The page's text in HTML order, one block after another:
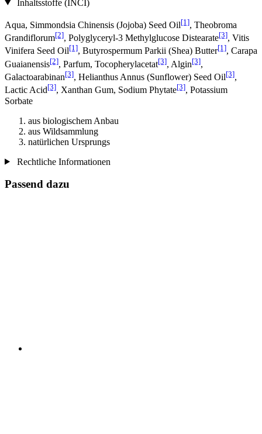
Inhaltsstoffe (INCI)
Aqua, Simmondsia Chinensis (Jojoba) Seed Oil[1], Theobroma
Grandiflorum[2], Polyglyceryl-3 Methylglucose Distearate[3], Vitis
Vinifera Seed Oil[1], Butyrospermum Parkii (Shea) Butter[1], Carapa
Guaianensis[2], Parfum, Tocopherylacetat[3], Algin[3],
Galactoarabinan[3], Helianthus Annus (Sunflower) Seed Oil[3],
Lactic Acid[3], Xanthan Gum, Sodium Phytate[3], Potassium
Sorbate
aus biologischem Anbau
aus Wildsammlung
natürlichen Ursprungs
Rechtliche Informationen
Passend dazu